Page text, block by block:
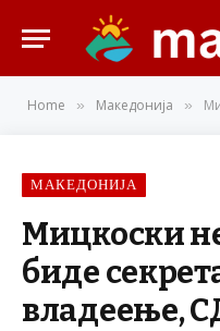
Home » Македонија »
МАКЕДОНИЈА
Мицкоски
биде
владеење,